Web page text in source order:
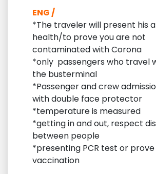
ENG /
*The traveler will present his
health/to prove you are not
contaminated with Corona
*only passengers who travel
the busterminal
*Passenger and crew
with double face protector
*temperature is measured
*getting in and out, respect
between people
*presenting PCR test or
vaccination